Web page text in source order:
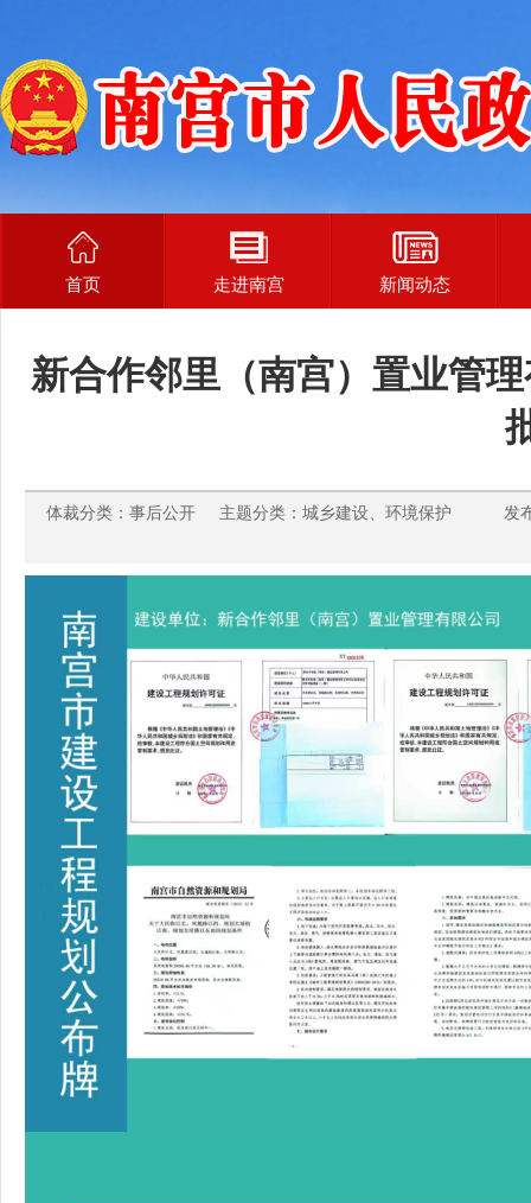
首页 走进南宫 新闻动态
新合作邻里（南宫）置业管
体裁分类：事后公开 主题分类：城乡建设、环境保护 发